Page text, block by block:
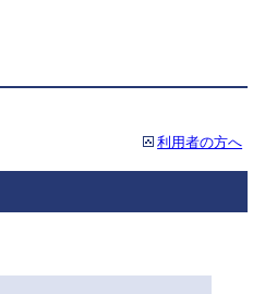
利用者の方へ